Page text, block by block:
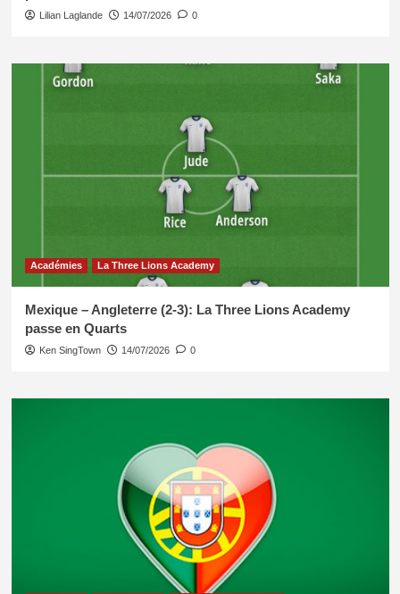
Lilian Laglande 14/07/2026 0
Académies La Three Lions Academy
Mexique – Angleterre (2-3): La Three Lions Academy
passe en Quarts
Ken SingTown 14/07/2026 0